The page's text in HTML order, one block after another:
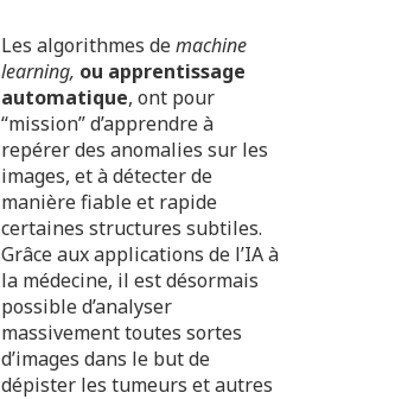
Les algorithmes demachine
learning, ou apprentissage
automatique, ont pour
“mission” d’apprendre à
repérer des anomalies sur les
images, et à détecter de
manière fiable et rapide
certaines structures subtiles.
Grâce aux applications de l’IA à
la médecine, il est désormais
possible d’analyser
massivement toutes sortes
d’images dans le but de
dépister les tumeurs et autres